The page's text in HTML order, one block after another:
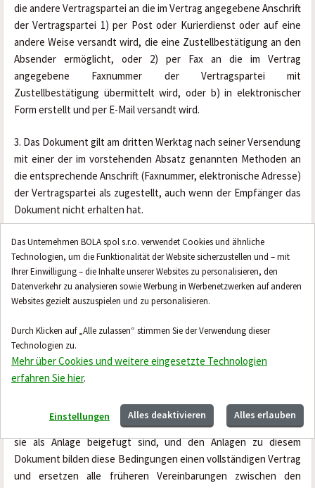
Das Unternehmen BOLA spol s.r.o. verwendet Cookies und ähnliche
Technologien, um die Funktionalität der Website sicherzustellen und – mit
Ihrer Einwilligung – die Inhalte unserer Websites zu personalisieren, den
Datenverkehr zu analysieren sowie Werbung in Werbenetzwerken auf anderen
Websites gezielt auszuspielen und zu personalisieren.
Durch Klicken auf „Alle zulassen“ stimmen Sie der Verwendung dieser
Technologien zu.
Mehr über Cookies und weitere eingesetzte Technologien
erfahren Sie hier.
Einstellungen Alles deaktivieren Alles erlauben
die andere Vertragspartei an die im Vertrag angegebene Anschrift
der Vertragspartei 1) per Post oder Kurierdienst oder auf eine
andere Weise versandt wird, die eine Zustellbestätigung an den
Absender ermöglicht, oder 2) per Fax an die im Vertrag
angegebene Faxnummer der Vertragspartei mit
Zustellbestätigung übermittelt wird, oder b) in elektronischer
Form erstellt und per E-Mail versandt wird.
3. Das Dokument gilt am dritten Werktag nach seiner Versendung
mit einer der im vorstehenden Absatz genannten Methoden an
die entsprechende Anschrift (Faxnummer, elektronische Adresse)
der Vertragspartei als zugestellt, auch wenn der Empfänger das
Dokument nicht erhalten hat.
4. Die Anwendung der §§ 1726, 1728, 1729, § 1740 Absatz 3, § 1757
Absätze 2 und 3 sowie § 1950 des Bürgerlichen Gesetzbuches ist
ausgeschlossen.
5. Alle Streitigkeiten, die sich aus dem Vertrag oder im
Zusammenhang mit ihm ergeben, werden zunächst im Bemühen
um eine gütliche Einigung beigelegt. Kommt eine solche Einigung
nicht zustande, wird der Streit vom zuständigen Gericht oder
beispielsweise von der Tschechischen Handelsinspektion
6. Zusammen mit dem Dokument (Rechnung – Steuerbeleg), dem
sie als Anlage beigefügt sind, und den Anlagen zu diesem
Dokument bilden diese Bedingungen einen vollständigen Vertrag
und ersetzen alle früheren Vereinbarungen zwischen den